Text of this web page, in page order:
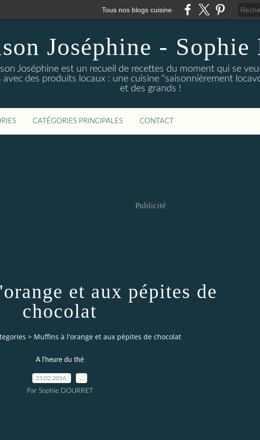
Tous nos blogs cuisine
Joséphine - Sophie
Joséphine est un recueil de recettes du moment qui se
avec des produits locaux : une cuisine "saisonnièrement
et des grands !
CATÉGORIES PRINCIPALES CONTACT
Publicité
et aux pépites de
chocolat
> Muffins à l'orange et aux pépites de chocolat
A l'heure du thé
23.02.2016
Par Sophie DOURRET